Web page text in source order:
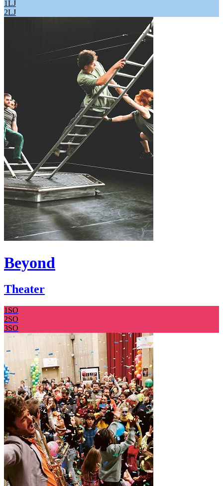
1LJ
2LJ
Beyond
Theater
1SO
2SO
3SO